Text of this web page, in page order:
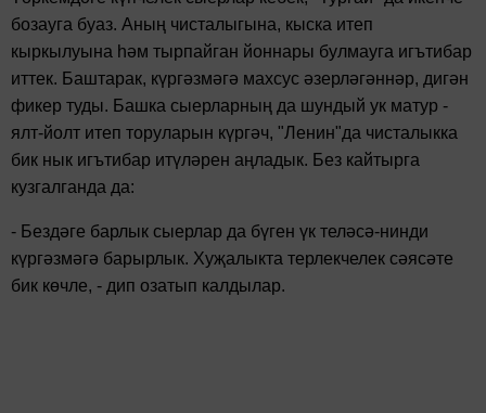
бозауга буаз. Аның чисталыгына, кыска итеп
кыркылуына һәм тырпайган йоннары булмауга игътибар
иттек. Баштарак, күргәзмәгә махсус әзерләгәннәр, дигән
фикер туды. Башка сыерларның да шундый ук матур -
ялт-йолт итеп торуларын күргәч, "Ленин"да чисталыкка
бик нык игътибар итүләрен аңладык. Без кайтырга
кузгалганда да:
- Бездәге барлык сыерлар да бүген үк теләсә-нинди
күргәзмәгә барырлык. Хуҗалыкта терлекчелек сәясәте
бик көчле, - дип озатып калдылар.